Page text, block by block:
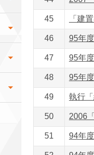
45 「建
46 95年
47 95年
48 95年
49 執行
50 2006
51 94年